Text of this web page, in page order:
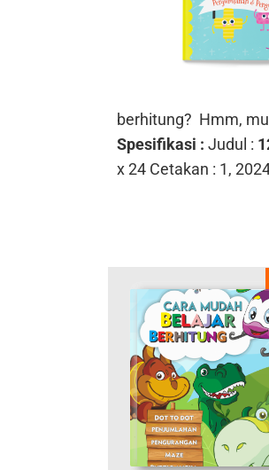
berhitung? Hmm,
Spesifikasi : Judul :
x 24 Cetakan : 1,